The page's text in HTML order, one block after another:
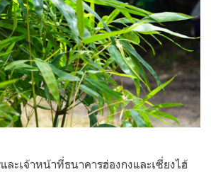
ละเจ้าหน้าที่ธนาคารฮ่องกงและเซี่ยงไฮ้